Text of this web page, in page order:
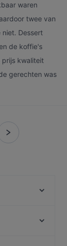
waren
twee van
Dessert
de koffie's
prijs kwaliteit
gerechten was